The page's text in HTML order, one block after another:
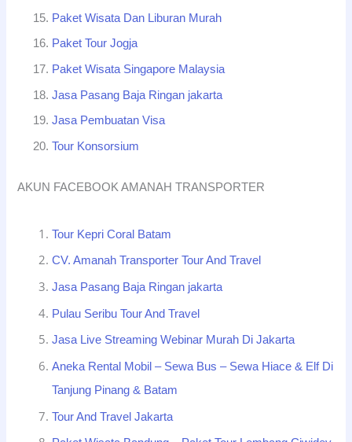
Paket Wisata Dan Liburan Murah
Paket Tour Jogja
Paket Wisata Singapore Malaysia
Jasa Pasang Baja Ringan jakarta
Jasa Pembuatan Visa
Tour Konsorsium
AKUN FACEBOOK AMANAH TRANSPORTER
Tour Kepri Coral Batam
CV. Amanah Transporter Tour And Travel
Jasa Pasang Baja Ringan jakarta
Pulau Seribu Tour And Travel
Jasa Live Streaming Webinar Murah Di Jakarta
Aneka Rental Mobil – Sewa Bus – Sewa Hiace & Elf Di
Tanjung Pinang & Batam
Tour And Travel Jakarta